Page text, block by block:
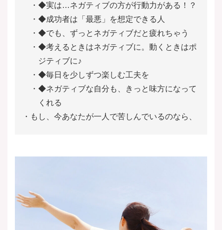
◆実は…ネガティブの方が行動力がある！？
◆成功者は「最悪」を想定できる人
◆でも、ずっとネガティブだと疲れちゃう
◆考えるときはネガティブに。動くときはポ
ジティブに♪
◆毎日を少しずつ楽しむ工夫を
◆ネガティブな自分も、きっと味方になって
くれる
もし、今あなたが一人で苦しんでいるのなら、